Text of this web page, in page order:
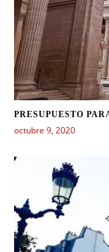
PRESUPUESTO
octubre 9, 2020